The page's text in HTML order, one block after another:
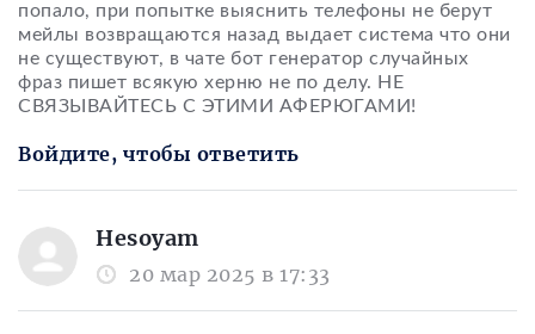
попало, при попытке выяснить телефоны не берут
мейлы возвращаются назад выдает система что они
не существуют, в чате бот генератор случайных
фраз пишет всякую херню не по делу. НЕ
СВЯЗЫВАЙТЕСЬ С ЭТИМИ АФЕРЮГАМИ!
Войдите, чтобы ответить
Hesoyam
20 мар 2025 в 17:33